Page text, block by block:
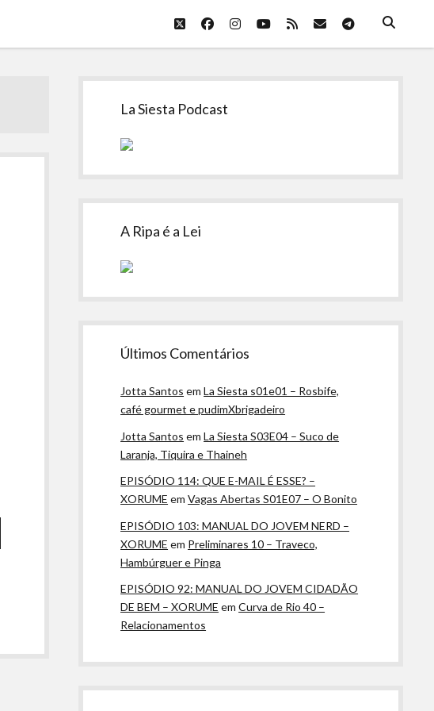
twitterfacebookinstagram
youtube
rss emailtelegram
Sidebar
La Siesta Podcast
A Ripa é a Lei
Últimos Comentários
Jotta Santos emLa Siesta s01e01 – Rosbife,
café gourmet e pudimXbrigadeiro
Jotta Santos emLa Siesta S03E04 – Suco de
Laranja, Tiquira e Thaineh
EPISÓDIO 114: QUE E-MAIL É ESSE? –
XORUME emVagas Abertas S01E07 – O Bonito
EPISÓDIO 103: MANUAL DO JOVEM NERD –
XORUME em Preliminares 10 – Traveco,
Hambúrguer e Pinga
EPISÓDIO 92: MANUAL DO JOVEM CIDADÃO
DE BEM – XORUME emCurva de Rio 40 –
Relacionamentos